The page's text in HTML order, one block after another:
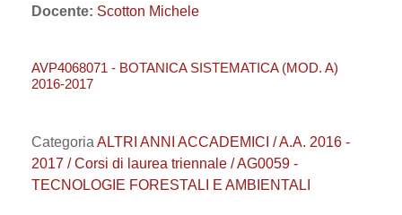
Docente: Scotton Michele
AVP4068071 - BOTANICA SISTEMATICA (MOD. A)
2016-2017
Categoria ALTRI ANNI ACCADEMICI / A.A. 2016 -
2017 / Corsi di laurea triennale / AG0059 -
TECNOLOGIE FORESTALI E AMBIENTALI